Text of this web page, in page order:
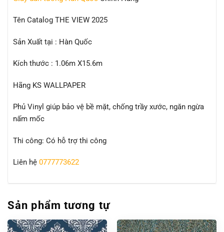
Tên Catalog THE VIEW 2025
Sản Xuất tại : Hàn Quốc
Kích thước : 1.06m X15.6m
Hãng KS WALLPAPER
Phủ Vinyl giúp bảo vệ bề mặt, chống trầy xước, ngăn ngừa
nấm mốc
Thi công: Có hỗ trợ thi công
Liên hệ 0777773622
Sản phẩm tương tự